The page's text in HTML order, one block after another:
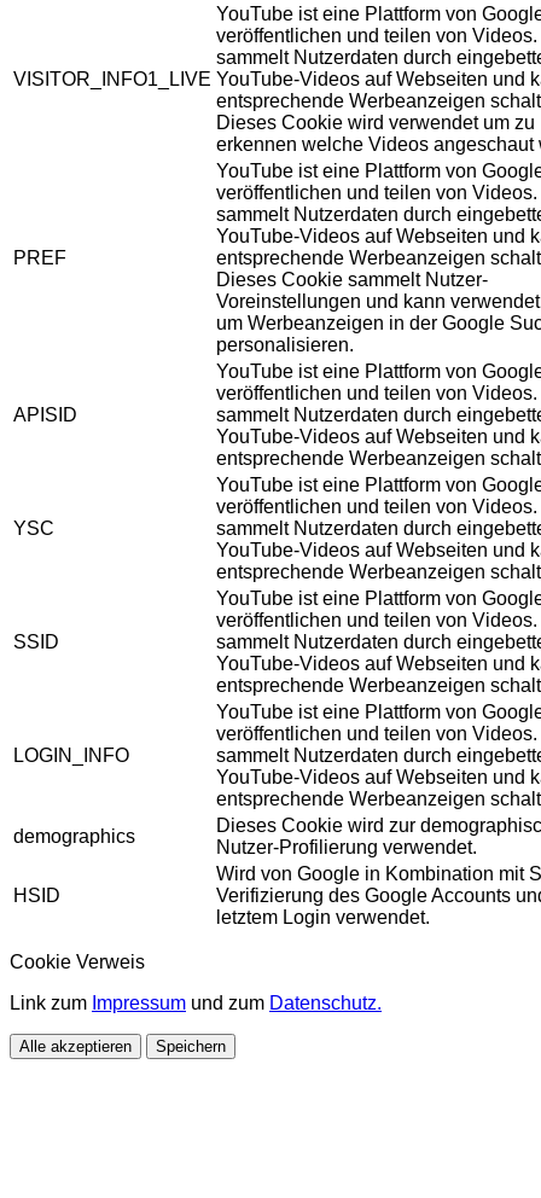
VISITOR_INFO1_LIVE
YouTube ist eine Plattform von
veröffentlichen und teilen von
sammelt Nutzerdaten durch
YouTube-Videos auf Webseiten und
entsprechende Werbeanzeigen
Dieses Cookie wird verwendet um zu
erkennen welche Videos angeschaut
PREF
YouTube ist eine Plattform von
veröffentlichen und teilen von
sammelt Nutzerdaten durch
YouTube-Videos auf Webseiten und
entsprechende Werbeanzeigen
Dieses Cookie sammelt Nutzer-
Voreinstellungen und kann
um Werbeanzeigen in der Google
personalisieren.
APISID
YouTube ist eine Plattform von
veröffentlichen und teilen von
sammelt Nutzerdaten durch
YouTube-Videos auf Webseiten und
entsprechende Werbeanzeigen
YSC
YouTube ist eine Plattform von
veröffentlichen und teilen von
sammelt Nutzerdaten durch
YouTube-Videos auf Webseiten und
entsprechende Werbeanzeigen
SSID
YouTube ist eine Plattform von
veröffentlichen und teilen von
sammelt Nutzerdaten durch
YouTube-Videos auf Webseiten und
entsprechende Werbeanzeigen
LOGIN_INFO
YouTube ist eine Plattform von
veröffentlichen und teilen von
sammelt Nutzerdaten durch
YouTube-Videos auf Webseiten und
entsprechende Werbeanzeigen
demographics
Dieses Cookie wird zur
Nutzer-Profilierung verwendet.
HSID
Wird von Google in Kombination mit
Verifizierung des Google Accounts
letztem Login verwendet.
Cookie Verweis
Link zum Impressum und zum Datenschutz.
Alle akzeptieren Speichern